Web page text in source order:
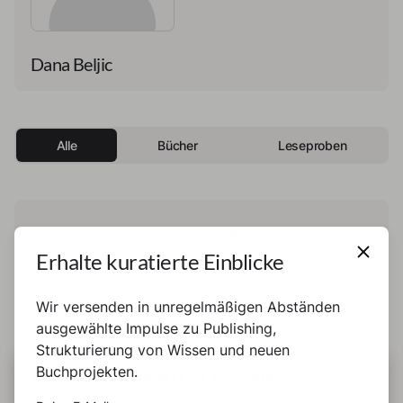
Dana Beljic
Alle Bücher Leseproben
Leseprobe veröffentlicht.
DIESE SEITE BENUTZT COOKIES
Erhalte kuratierte Einblicke
Wir versenden in unregelmäßigen Abständen
ausgewählte Impulse zu Publishing,
Strukturierung von Wissen und neuen
Buchprojekten.